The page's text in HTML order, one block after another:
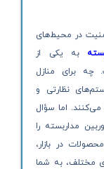
در محیط‌های
به یکی از
چه برای منازل
نظارتی و
اما سؤال
مداربسته را
در بازار،
مختلف، به شما